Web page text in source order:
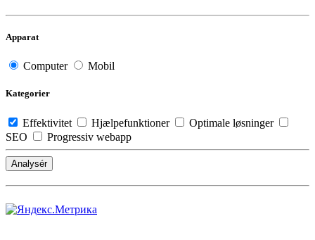
Apparat
Computer Mobil
Kategorier
Effektivitet Hjælpefunktioner
Optimale løsninger
SEO
Progressiv webapp
Analysér